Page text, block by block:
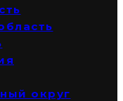
округ